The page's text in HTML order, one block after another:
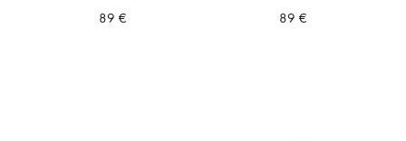
89 € 89€